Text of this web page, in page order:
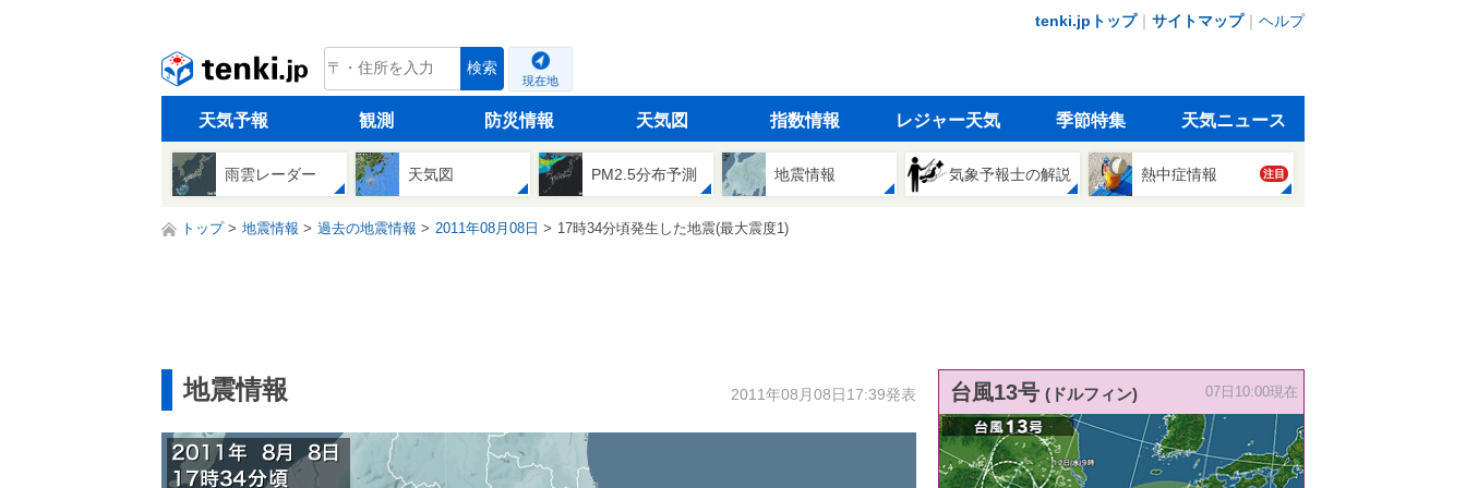
tenki.jpトップ｜ サイトマップ｜ ヘルプ
tenki.jp 検索
現在地
天気予報 観測 防災情報 天気図 指数情報 レジャー天気 季節特集 天気ニュース
雨雲レーダー 天気図 PM2.5分布予測 地震情報 気象予報士の解説 熱中症情報 注目
トップ 地震情報 過去の地震情報 2011年08月08日 17時34分頃発生した地震(最大震度1)
地震情報 2011年08月08日17:39発表 台風13号 (ドルフィン) 07日10:00現在